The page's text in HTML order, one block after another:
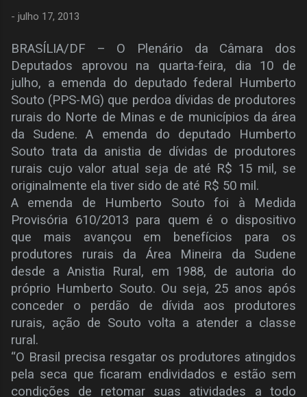
- julho 17, 2013
BRASÍLIA/DF – O Plenário da Câmara dos
Deputados aprovou na quarta-feira, dia 10 de
julho, a emenda do deputado federal Humberto
Souto (PPS-MG) que perdoa dívidas de produtores
rurais do Norte de Minas e de municípios da área
da Sudene. A emenda do deputado Humberto
Souto trata da anistia de dívidas de produtores
rurais cujo valor atual seja de até R$ 15 mil, se
originalmente ela tiver sido de até R$ 50 mil.
A emenda de Humberto Souto foi à Medida
Provisória 610/2013 para quem é o dispositivo
que mais avançou em benefícios para os
produtores rurais da Área Mineira da Sudene
desde a Anistia Rural, em 1988, de autoria do
próprio Humberto Souto. Ou seja, 25 anos após
conceder o perdão de dívida aos produtores
rurais, ação de Souto volta a atender a classe
rural.
“O Brasil precisa resgatar os produtores atingidos
pela seca que ficaram endividados e estão sem
condições de retomar suas atividades a todo